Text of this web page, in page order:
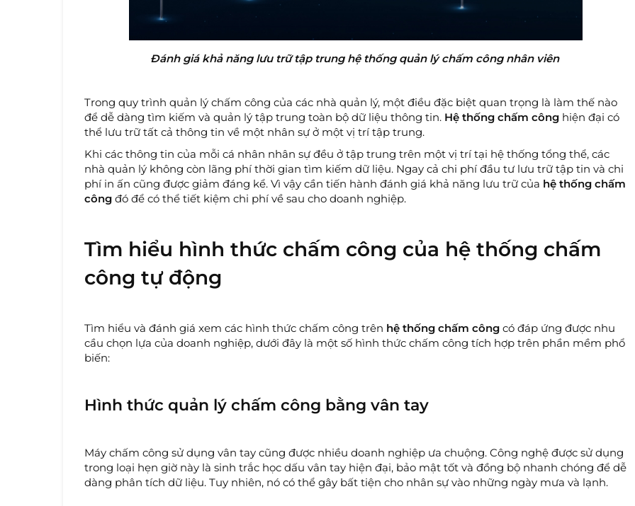
Đánh giá khả năng lưu trữ tập trung hệ thống quản lý chấm công nhân viên
Trong quy trình quản lý chấm công của các nhà quản lý, một điều đặc biệt quan trọng là làm thế nào
để dễ dàng tìm kiếm và quản lý tập trung toàn bộ dữ liệu thông tin. Hệ thống chấm cônghiện đại có
thể lưu trữ tất cả thông tin về một nhân sự ở một vị trí tập trung.
Khi các thông tin của mỗi cá nhân nhân sự đều ở tập trung trên một vị trí tại hệ thống tổng thể, các
nhà quản lý không còn lãng phí thời gian tìm kiếm dữ liệu. Ngay cả chi phí đầu tư lưu trữ tập tin và chi
phí in ấn cũng được giảm đáng kể. Vì vậy cần tiến hành đánh giá khả năng lưu trữ của hệ thống chấm
công đó để có thể tiết kiệm chi phí về sau cho doanh nghiệp.
Tìm hiểu hình thức chấm công của hệ thống chấm
công tự động
Tìm hiểu và đánh giá xem các hình thức chấm công trên hệ thống chấm công có đáp ứng được nhu
cầu chọn lựa của doanh nghiệp, dưới đây là một số hình thức chấm công tích hợp trên phần mềm phổ
biến:
Hình thức quản lý chấm công bằng vân tay
Máy chấm công sử dụng vân tay cũng được nhiều doanh nghiệp ưa chuộng. Công nghệ được sử dụng
trong loại hẹn giờ này là sinh trắc học dấu vân tay hiện đại, bảo mật tốt và đồng bộ nhanh chóng để dễ
dàng phân tích dữ liệu. Tuy nhiên, nó có thể gây bất tiện cho nhân sự vào những ngày mưa và lạnh.